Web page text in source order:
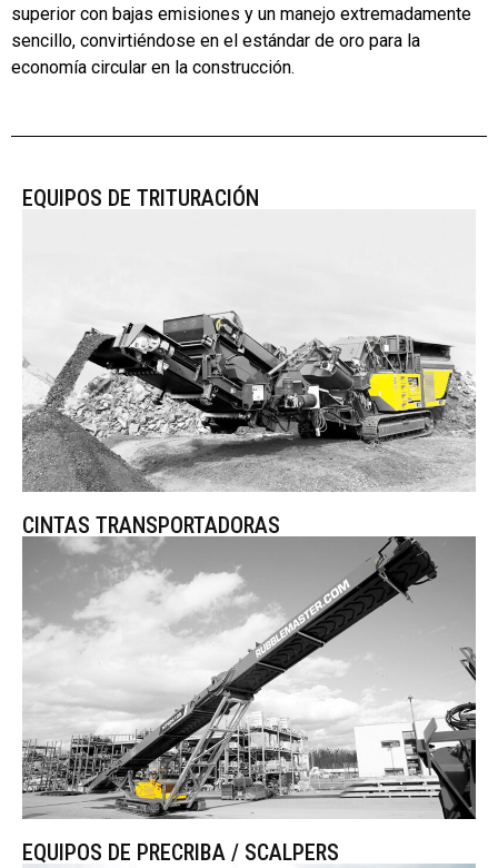
superior con bajas emisiones y un manejo extremadamente
sencillo, convirtiéndose en el estándar de oro para la
economía circular en la construcción.
EQUIPOS DE TRITURACIÓN
CINTAS TRANSPORTADORAS
EQUIPOS DE PRECRIBA / SCALPERS